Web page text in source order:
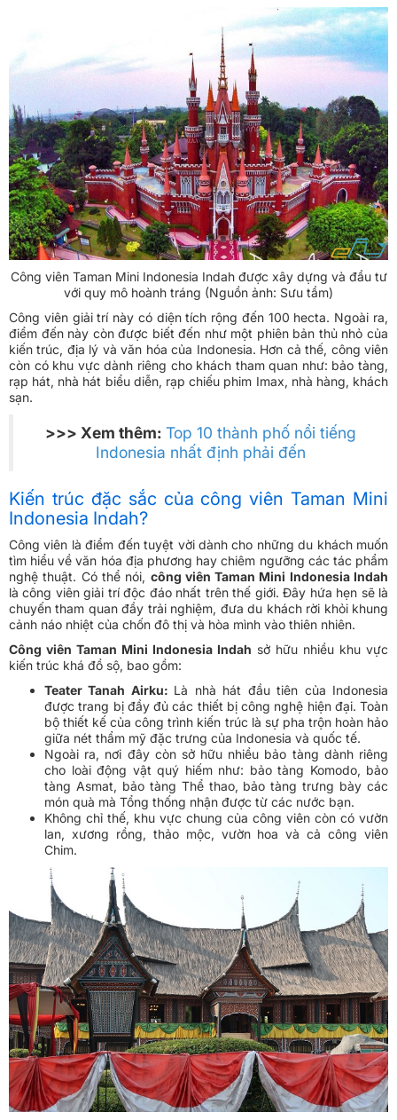
Công viên Taman Mini Indonesia Indah được xây dựng và đầu tư
với quy mô hoành tráng (Nguồn ảnh: Sưu tầm)
Công viên giải trí này có diện tích rộng đến 100 hecta. Ngoài ra,
điểm đến này còn được biết đến như một phiên bản thủ nhỏ của
kiến trúc, địa lý và văn hóa của Indonesia. Hơn cả thế, công viên
còn có khu vực dành riêng cho khách tham quan như: bảo tàng,
rạp hát, nhà hát biểu diễn, rạp chiếu phim Imax, nhà hàng, khách
sạn.
>>> Xem thêm: Top 10 thành phố nổi tiếng
Indonesia nhất định phải đến
Kiến trúc đặc sắc của công viên Taman Mini
Indonesia Indah?
Công viên là điểm đến tuyệt vời dành cho những du khách muốn
tìm hiểu về văn hóa địa phương hay chiêm ngưỡng các tác phẩm
nghệ thuật. Có thể nói, công viên Taman Mini Indonesia Indah
là công viên giải trí độc đáo nhất trên thế giới. Đây hứa hẹn sẽ là
chuyến tham quan đầy trải nghiệm, đưa du khách rời khỏi khung
cảnh náo nhiệt của chốn đô thị và hòa mình vào thiên nhiên.
Công viên Taman Mini Indonesia Indah sở hữu nhiều khu vực
kiến trúc khá đồ sộ, bao gồm:
Teater Tanah Airku: Là nhà hát đầu tiên của Indonesia
được trang bị đầy đủ các thiết bị công nghệ hiện đại. Toàn
bộ thiết kế của công trình kiến trúc là sự pha trộn hoàn hảo
giữa nét thẩm mỹ đặc trưng của Indonesia và quốc tế.
Ngoài ra, nơi đây còn sở hữu nhiều bảo tàng dành riêng
cho loài động vật quý hiếm như: bảo tàng Komodo, bảo
tàng Asmat, bảo tàng Thể thao, bảo tàng trưng bày các
món quà mà Tổng thống nhận được từ các nước bạn.
Không chỉ thế, khu vực chung của công viên còn có vườn
lan, xương rồng, thảo mộc, vườn hoa và cả công viên
Chim.